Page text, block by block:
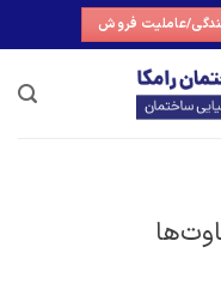
عاملیت فروش